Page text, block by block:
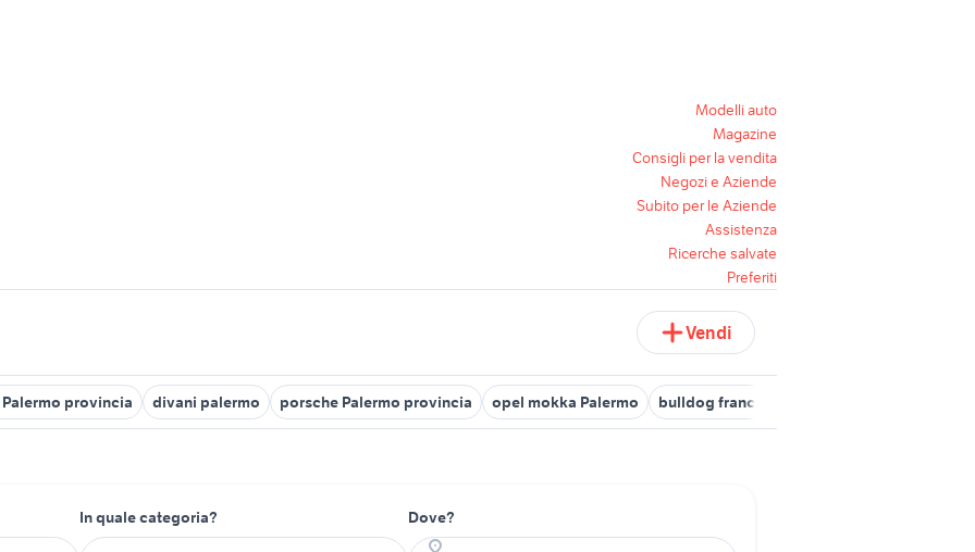
Modelli auto
Magazine
Consigli per la vendita
Negozi e Aziende
Subito per le Aziende
Assistenza
Ricerche salvate
Preferiti
Vendi
provincia divani palermo porsche Palermo provincia opel mokka Palermo bulldog francese palermo
In quale categoria? Dove?